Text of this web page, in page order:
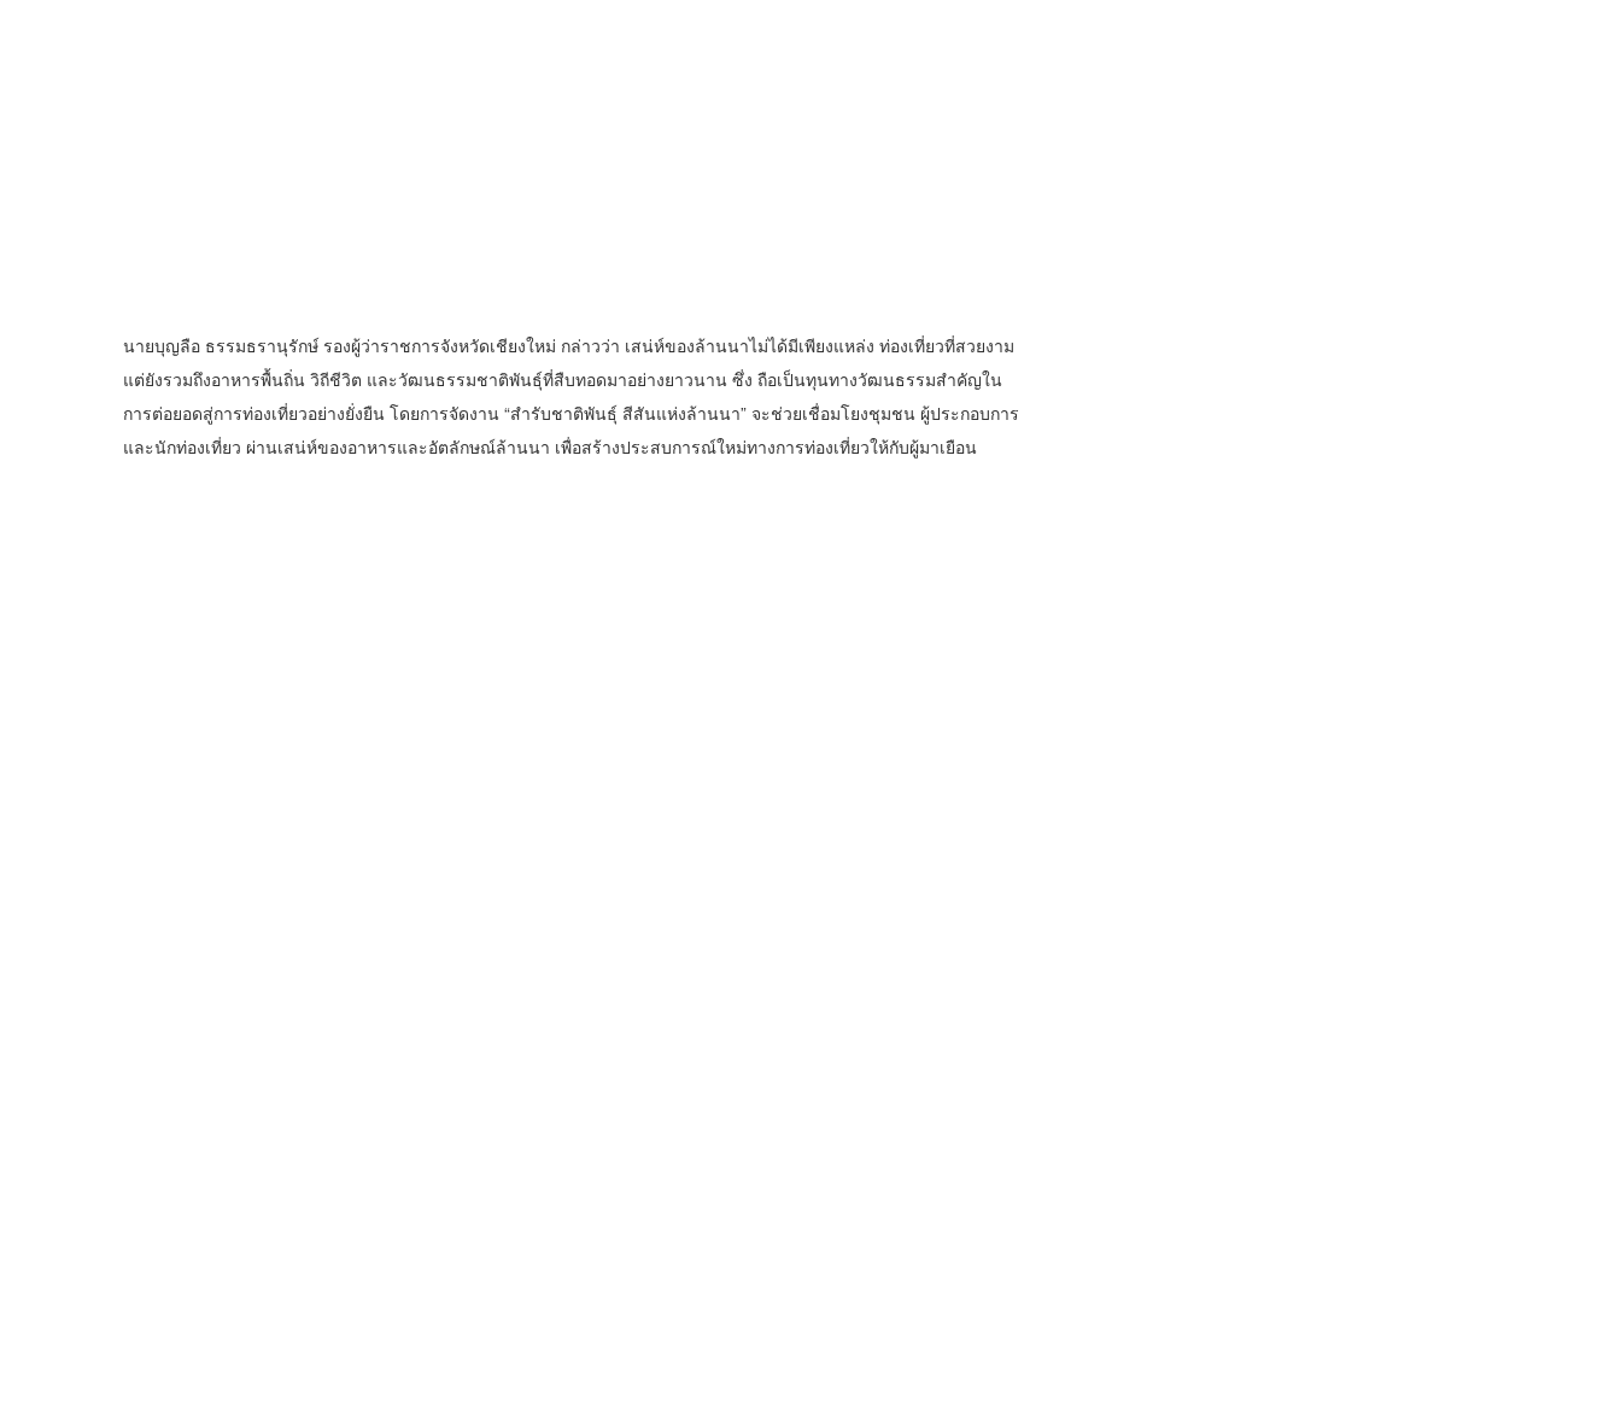
นายบุญลือ ธรรมธรานุรักษ์ รองผู้ว่าราชการจังหวัดเชียงใหม่ กล่าวว่า เสน่ห์ของล้านนาไม่ได้มีเพียงแหล่ง ท่องเที่ยวที่สวยงาม
แต่ยังรวมถึงอาหารพื้นถิ่น วิถีชีวิต และวัฒนธรรมชาติพันธุ์ที่สืบทอดมาอย่างยาวนาน ซึ่ง ถือเป็นทุนทางวัฒนธรรมสำคัญใน
การต่อยอดสู่การท่องเที่ยวอย่างยั่งยืน โดยการจัดงาน “สำรับชาติพันธุ์ สีสันแห่งล้านนา” จะช่วยเชื่อมโยงชุมชน ผู้ประกอบการ
และนักท่องเที่ยว ผ่านเสน่ห์ของอาหารและอัตลักษณ์ล้านนา เพื่อสร้างประสบการณ์ใหม่ทางการท่องเที่ยวให้กับผู้มาเยือน